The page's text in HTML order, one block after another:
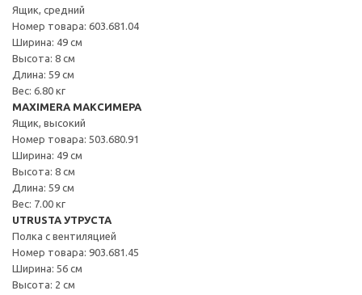
Ящик, средний
Номер товара: 603.681.04
Ширина: 49 см
Высота: 8 см
Длина: 59 см
Вес: 6.80 кг
MAXIMERA МАКСИМЕРА
Ящик, высокий
Номер товара: 503.680.91
Ширина: 49 см
Высота: 8 см
Длина: 59 см
Вес: 7.00 кг
UTRUSTA УТРУСТА
Полка с вентиляцией
Номер товара: 903.681.45
Ширина: 56 см
Высота: 2 см